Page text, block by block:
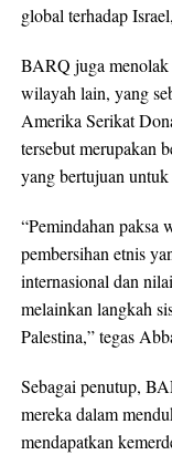
global terhadap
BARQ juga menolak
wilayah lain, yang
Amerika Serikat
tersebut merupakan
yang bertujuan untuk
“Pemindahan paksa
pembersihan etnis
internasional dan
melainkan langkah
Palestina,” tegas
Sebagai penutup,
mereka dalam
mendapatkan